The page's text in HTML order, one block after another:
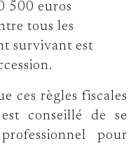
500 euros
tous les
survivant est
ces règles fiscales
conseillé de se
pour